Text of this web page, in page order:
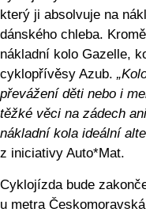
který ji absolvuje na
dánského chleba.
nákladní kolo Gazelle,
cyklopřívěsy Azub.
převážení děti nebo i
těžké věci na zádech
nákladní kola ideální
z iniciativy Auto*Mat.
Cyklojízda bude
u metra